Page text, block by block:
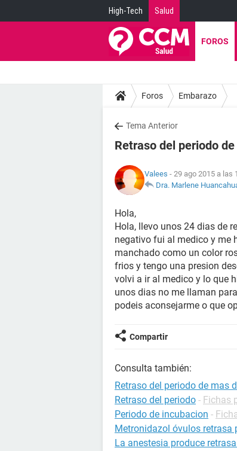
High-Tech Salud
FOROS
Foros Embarazo
Tema Anterior
Retraso del periodo
Valees - 29 ago 2015 a las
Dra. Marlene
Hola,
Hola, llevo unos 24 dias de
negativo fui al medico y me
manchado como un color
frios y tengo una presion
volvi a ir al medico y lo que
unos dias no me llaman
podeis aconsejarme o que
Compartir
Consulta también:
Retraso del periodo de mas
Retraso del periodo - Fichas
Periodo de incubacion -
Metronidazol óvulos retrasa
La anestesia produce